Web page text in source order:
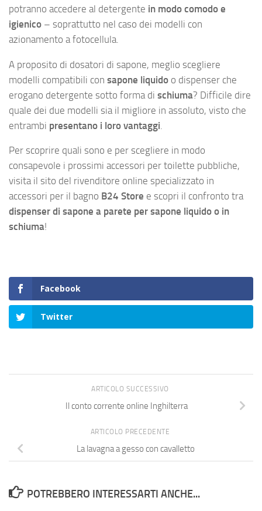
potranno accedere al detergente in modo comodo e
igienico – soprattutto nel caso dei modelli con
azionamento a fotocellula.
A proposito di dosatori di sapone, meglio scegliere
modelli compatibili con sapone liquido o dispenser che
erogano detergente sotto forma di schiuma? Difficile dire
quale dei due modelli sia il migliore in assoluto, visto che
entrambi presentano i loro vantaggi
Per scoprire quali sono e per scegliere in modo
consapevole i prossimi accessori per toilette pubbliche,
visita il sito del rivenditore online specializzato in
accessori per il bagno B24 Store e scopri il confronto tra
dispenser di sapone a parete per sapone liquido o in
schiuma!
Facebook
Twitter
ARTICOLO SUCCESSIVO
Il conto corrente online Inghilterra
ARTICOLO PRECEDENTE
La lavagna a gesso con cavalletto
POTREBBERO INTERESSARTI ANCHE...